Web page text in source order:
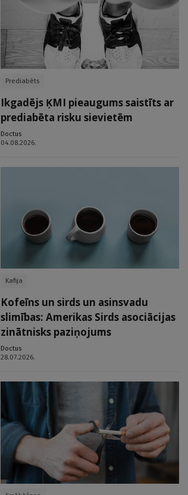
Prediabēts
Ikgadējs ĶMI pieaugums saistīts ar
prediabēta risku sievietēm
Doctus
04.08.2026.
Kafija
Kofeīns un sirds un asinsvadu
slimības: Amerikas Sirds asociācijas
zinātnisks paziņojums
Doctus
28.07.2026.